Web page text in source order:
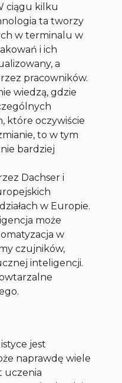
ciągu kilku
ta tworzy
w terminalu w
i ich
a
pracowników.
wiedzą, gdzie
które oczywiście
to w tym
bardziej
Dachser i
w Europie.
może
w
czujników,
inteligencji.
jest
naprawdę wiele
uczenia